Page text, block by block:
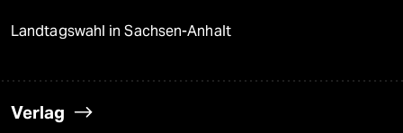
Landtagswahl in Sachsen-Anhalt
Verlag